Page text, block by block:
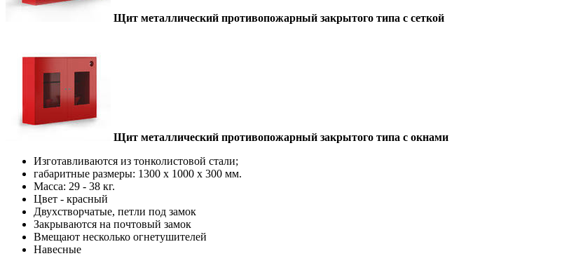
Щит металлический противопожарный закрытого типа с сеткой
Щит металлический противопожарный закрытого типа с окнами
Изготавливаются из тонколистовой стали;
габаритные размеры: 1300 х 1000 х 300 мм.
Масса: 29 - 38 кг.
Цвет - красный
Двухстворчатые, петли под замок
Закрываются на почтовый замок
Вмещают несколько огнетушителей
Навесные